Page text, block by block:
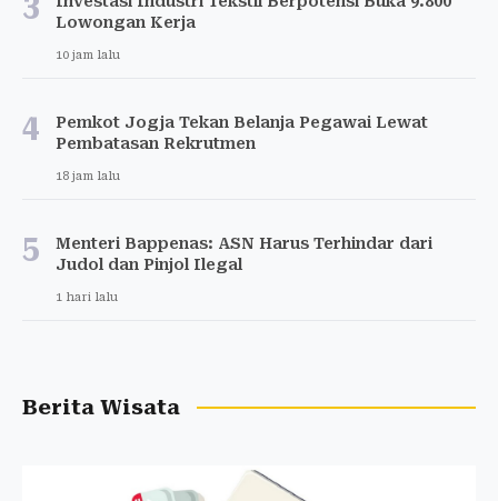
Lowongan Kerja
10 jam lalu
4
Pemkot Jogja Tekan Belanja Pegawai Lewat
Pembatasan Rekrutmen
18 jam lalu
5
Menteri Bappenas: ASN Harus Terhindar dari
Judol dan Pinjol Ilegal
1 hari lalu
Berita Wisata